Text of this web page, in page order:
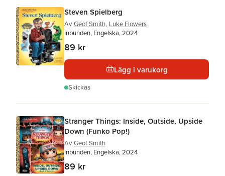
Steven Spielberg
Av Geof Smith, Luke Flowers
Inbunden, Engelska, 2024
89 kr
Lägg i varukorg
Skickas
Stranger Things: Inside, Outside, Upside
Down (Funko Pop!)
Av Geof Smith
Inbunden, Engelska, 2024
89 kr